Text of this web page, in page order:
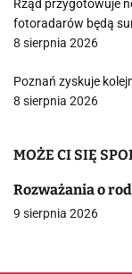
Rząd przygotowuje
fotoradarów będą
8 sierpnia 2026
Poznań zyskuje
8 sierpnia 2026
MOŻE CI SIĘ
Rozważania o
9 sierpnia 2026